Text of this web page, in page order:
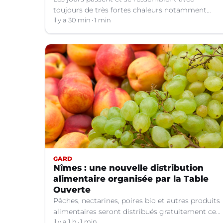
toujours de très fortes chaleurs notamment
dans le Languedoc. Jusqu’à quand ?
il y a 30 min 1 min
GARD
Nîmes : une nouvelle distribution
alimentaire organisée par la Table
Ouverte
Pêches, nectarines, poires bio et autres produits
alimentaires seront distribués gratuitement ce